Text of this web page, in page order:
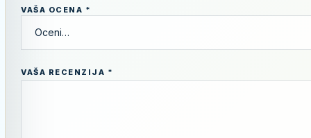
VAŠA OCENA *
VAŠA RECENZIJA *